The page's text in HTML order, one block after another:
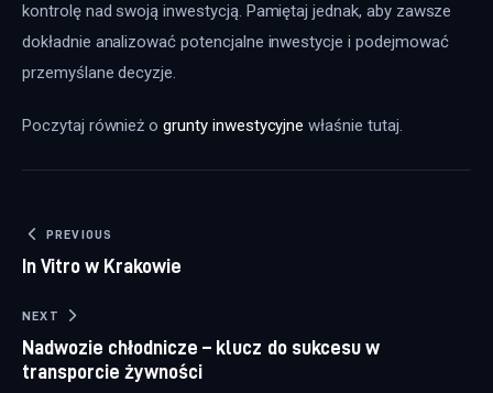
kontrolę nad swoją inwestycją. Pamiętaj jednak, aby zawsze
dokładnie analizować potencjalne inwestycje i podejmować
przemyślane decyzje.
Poczytaj również o grunty inwestycyjne właśnie tutaj.
Nawigacja wpisu
PREVIOUS
In Vitro w Krakowie
NEXT
Nadwozie chłodnicze – klucz do sukcesu w
transporcie żywności